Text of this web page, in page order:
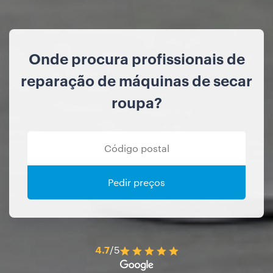
Onde procura profissionais de
reparação de máquinas de secar
roupa?
Pedir preços
4.7/5